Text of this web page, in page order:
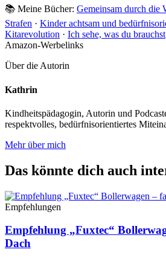
📚 Meine Bücher: Gemeinsam durch die
Strafen · Kinder achtsam und
Kitarevolution · Ich sehe, was du brauchst
Amazon-Werbelinks
Über die Autorin
Kathrin
Kindheitspädagogin, Autorin und
respektvolles, bedürfnisorientiertes
Mehr über mich
Das könnte dich auch
Empfehlungen
Empfehlung „Fuxtec“
Dach